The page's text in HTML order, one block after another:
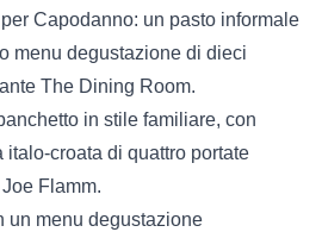
Capodanno: un pasto informale
menu degustazione di dieci
The Dining Room.
in stile familiare, con
croata di quattro portate
Flamm.
un menu degustazione